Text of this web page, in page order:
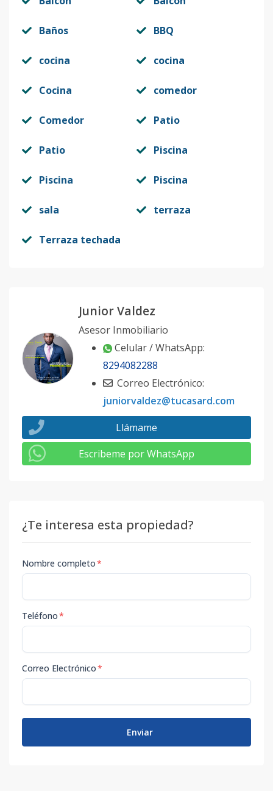
Baños BBQ
cocina cocina
Cocina comedor
Comedor Patio
Patio Piscina
Piscina Piscina
sala terraza
Terraza techada
Junior Valdez
Asesor Inmobiliario
Celular / WhatsApp:
8294082288
Correo Electrónico:
juniorvaldez@tucasard.com
Llámame
Escribeme por WhatsApp
¿Te interesa esta propiedad?
Nombre completo*
Teléfono*
Correo Electrónico*
Enviar